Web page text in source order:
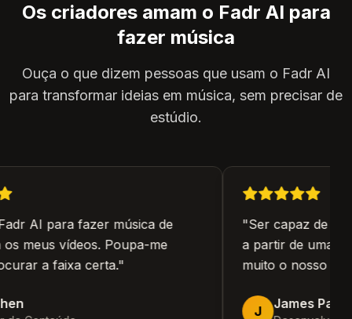
Os criadores amam o Fadr AI para
fazer música
Ouça o que dizem pessoas que usam o Fadr AI
para transformar ideias em música, sem precisar de
estúdio.
AI para fazer música de
meus vídeos. Poupa-me
a faixa certa."
Ser capaz de
a partir de uma
muito o nosso
J James Park